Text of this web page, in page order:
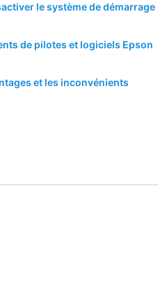
le système de démarrage
de pilotes et logiciels Epson
et les inconvénients